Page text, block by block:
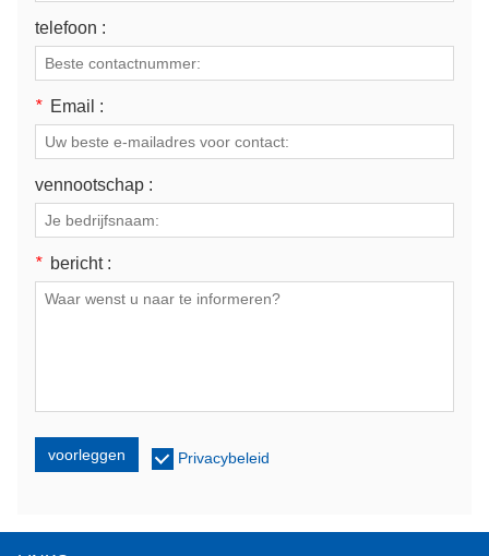
telefoon :
* Email :
vennootschap :
* bericht :
voorleggen Privacybeleid